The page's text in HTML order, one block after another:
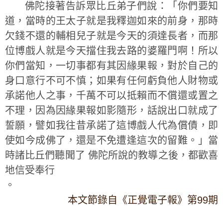
佛陀接著告訴眾比丘弟子們說：
「你們要知
道，當時的王太子就是我釋迦如來的前身，那時
欠錢不還的輔相兒子就是今天的須達長者，而那
位博戲人就是今天擋住我去路的婆羅門啊！所以
你們當知，一切事都有其因緣果報，對於自己的
身口意行不可不慎；如果有任何虧負他人財物或
承諾他人之事，千萬不可以抵賴而不償還或置之
不理，因為因緣果報如影隨形，話說出口就成了
誓願，譬如我往昔承諾了這博戲人代為償債，即
使如今成佛了，還是不免遭逢這次的留難。」 當
時諸比丘們聽聞了 佛陀所說的教導之後，都歡喜
地信受奉行
。
本文節錄自《正覺電子報》第99期